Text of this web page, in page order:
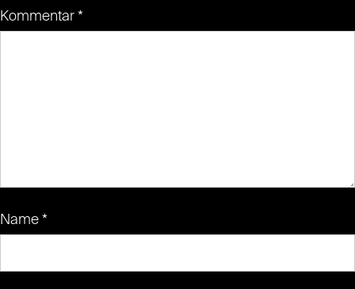
Kommentar *
Name *